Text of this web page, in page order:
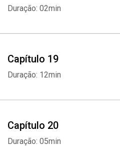
Duração: 02min
Capítulo 19
Duração: 12min
Capítulo 20
Duração: 05min